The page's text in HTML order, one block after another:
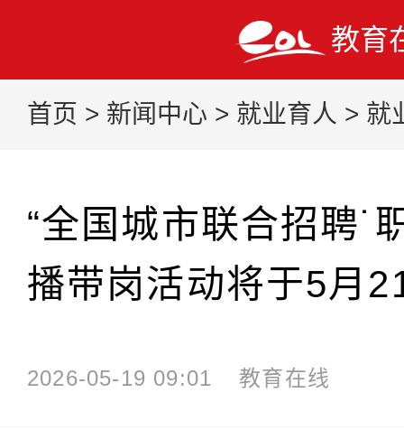
教育
首页 > 新闻中心 > 就业育人 > 就
“全国城市联合招聘˙
播带岗活动将于5月
2026-05-19 09:01 教育在线